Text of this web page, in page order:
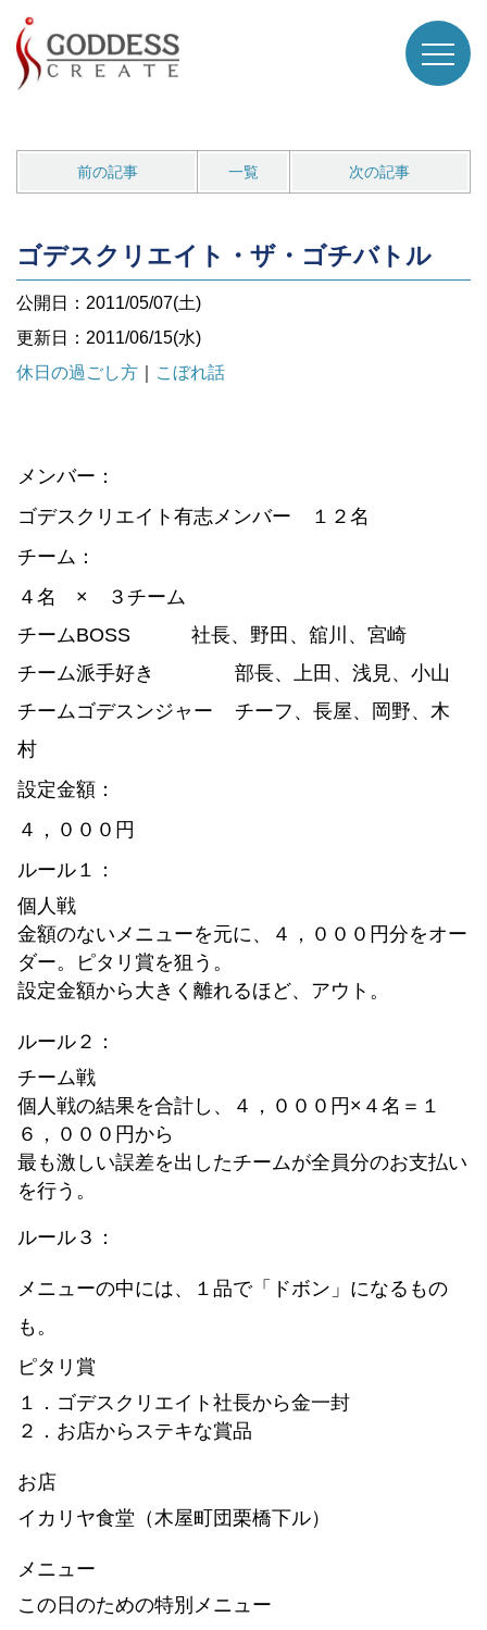
前の記事 一覧 次の記事
ゴデスクリエイト・ザ・ゴチバトル
公開日：2011/05/07(土)
更新日：2011/06/15(水)
休日の過ごし方
こぼれ話
メンバー：
ゴデスクリエイト有志メンバー １２名
チーム：
４名 × ３チーム
チームBOSS
社長、野田、舘川、宮崎
チーム派手好き
部長、上田、浅見、小山
チームゴデスンジャー
チーフ、長屋、岡野、木
村
設定金額：
４，０００円
ルール１：
個人戦
金額のないメニューを元に、４，０００円分をオー
ダー。ピタリ賞を狙う。
設定金額から大きく離れるほど、アウト。
ルール２：
チーム戦
個人戦の結果を合計し、４，０００円×４名＝１
６，０００円から
最も激しい誤差を出したチームが全員分のお支払い
を行う。
ルール３：
メニューの中には、１品で「ドボン」になるもの
も。
ピタリ賞
１．ゴデスクリエイト社長から金一封
２．お店からステキな賞品
お店
イカリヤ食堂（木屋町団栗橋下ル）
メニュー
この日のための特別メニュー